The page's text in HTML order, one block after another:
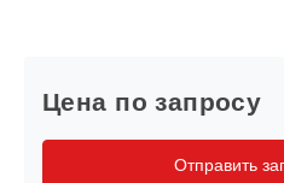
Цена по запросу
Отправить